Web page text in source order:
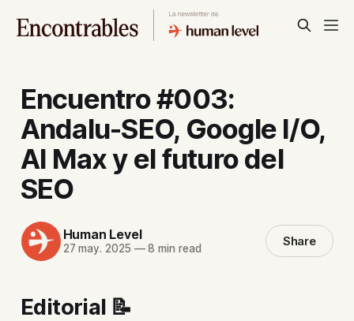
Encuentro #003:
Andalu-SEO, Google I/O,
AI Max y el futuro del
SEO
Human Level
27 may. 2025 —8 min read Share
Editorial 📝